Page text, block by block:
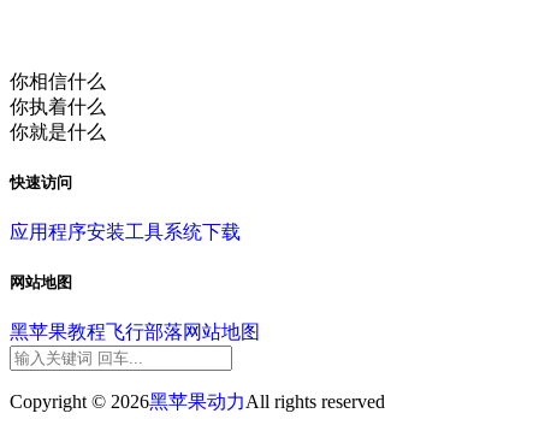
你相信什么
你执着什么
你就是什么
快速访问
应用程序安装工具系统下载
网站地图
黑苹果教程飞行部落网站地图
Copyright © 2026黑苹果动力All rights reserved